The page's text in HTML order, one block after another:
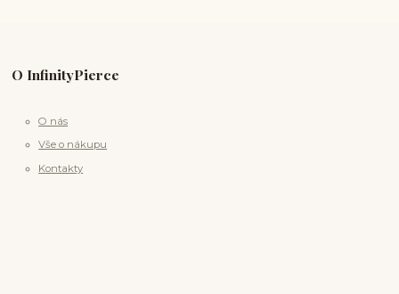
O InfinityPierce
O nás
Vše o nákupu
Kontakty